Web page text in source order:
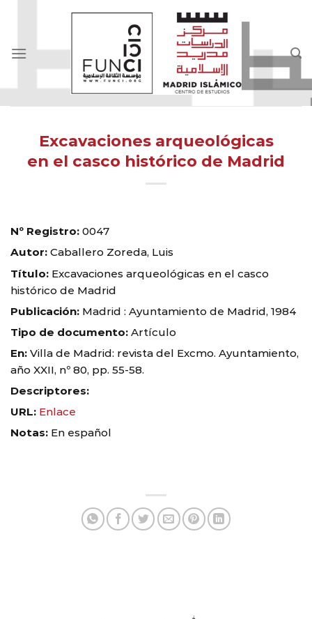
Excavaciones arqueológicas
en el casco histórico de Madrid
Nº Registro: 0047
Autor: Caballero Zoreda, Luis
Título: Excavaciones arqueológicas en el casco
histórico de Madrid
Publicación: Madrid : Ayuntamiento de Madrid, 1984
Tipo de documento: Artículo
En: Villa de Madrid: revista del Excmo. Ayuntamiento,
año XXII, nº 80, pp. 55-58.
Descriptores:
URL: Enlace
Notas: En español